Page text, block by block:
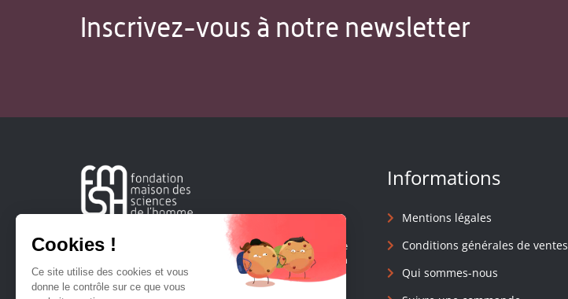
Inscrivez-vous à notre newsletter
Créée en 1963, la Fondation Maison Sciences de l'Homme
soutient la recherche et la diffusion des connaissances en
sciences humaines et sociales.
Informations
Mentions légales
Conditions générales de ventes
Qui sommes-nous